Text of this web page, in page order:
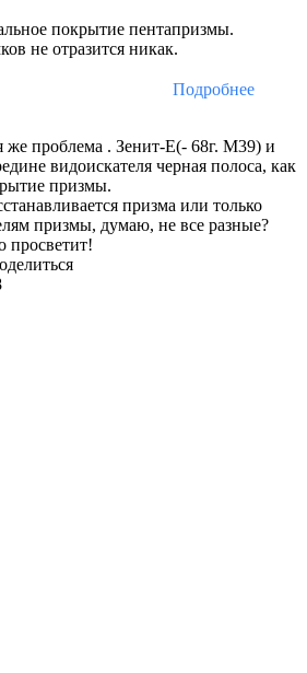
покрытие пентапризмы.
не отразится никак.
Подробнее
же проблема . Зенит-Е(- 68г. М39) и
видоискателя черная полоса, как
призмы.
призма или только
призмы, думаю, не все разные?
просветит!